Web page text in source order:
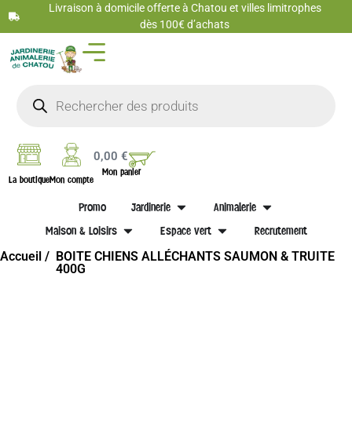
Livraison à domicile offerte à Chatou et villes limitrophes
dès 100€ d’achats
La boutiqueMon compte
0,00€
Mon panier
Promo Jardinerie
Animalerie
Maison & Loisirs
Espace vert Recrutement
Accueil / BOITE CHIENS ALLÉCHANTS SAUMON & TRUITE
400G